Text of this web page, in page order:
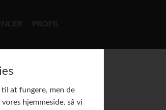
PROFIL
at fungere, men de
hjemmeside, så vi